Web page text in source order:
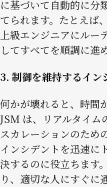
に基づいて自動的に分
てられます。たとえば
上級エンジニアにルー
してすべてを順調に進
3. 制御を維持するイン
何かが壊れると、時間
JSM は、リアルタイム
スカレーションのため
インシデントを迅速に
決するのに役立ちます
り、適切な人にすぐに